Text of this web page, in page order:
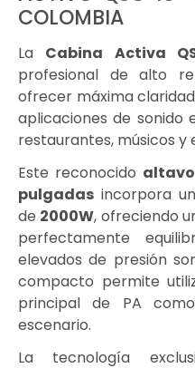
COLOMBIA
La Cabina Activa
profesional de alto
ofrecer máxima
aplicaciones de sonido
restaurantes, músicos
Este reconocido
pulgadas incorpora
de 2000W, ofreciendo
perfectamente
elevados de presión
compacto permite
principal de PA
escenario.
La tecnología